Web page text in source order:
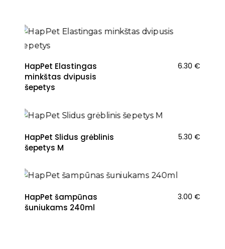
HapPet Elastingas
minkštas dvipusis
šepetys
6.30 €
HapPet Slidus grėblinis
šepetys M
5.30 €
HapPet šampūnas
šuniukams 240ml
3.00 €